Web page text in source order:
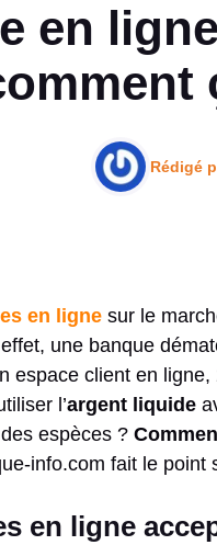
en
Rédigé
en ligne sur le
une banque
espace client en
l’argent liquide
espèces ?
info.com fait le point
en ligne